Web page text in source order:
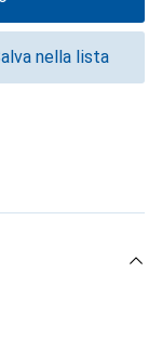
nella lista